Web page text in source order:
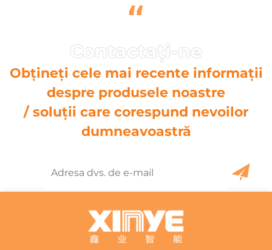
“
Obțineți cele mai recente informații
despre produsele noastre
/ soluții care corespund nevoilor
dumneavoastră